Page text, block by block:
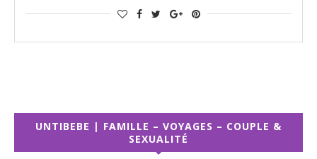
UNTIBEBE | FAMILLE – VOYAGES – COUPLE &
SEXUALITÉ